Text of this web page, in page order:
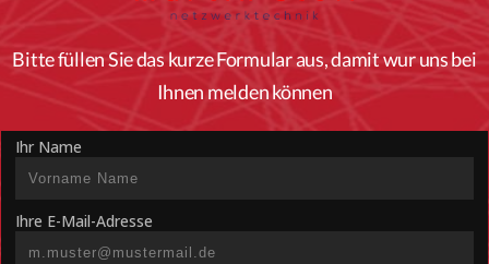
Bitte füllen Sie das kurze Formular aus, damit wur uns bei
Ihnen melden können
Ihr Name
Ihre E-Mail-Adresse